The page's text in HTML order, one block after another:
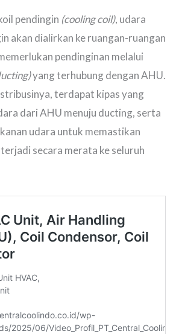
pendingin (cooling coil), udara
akan dialirkan ke ruangan-ruangan
pendinginan melalui
yang terhubung dengan AHU.
terdapat kipas yang
dari AHU menuju ducting, serta
udara untuk memastikan
secara merata ke seluruh